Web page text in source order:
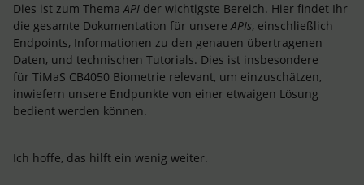
Dies ist zum ThemaAPI der wichtigste Bereich. Hier findet Ihr
die gesamte Dokumentation für unsereAPIs, einschließlich
Endpoints, Informationen zu den genauen übertragenen
Daten, und technischen Tutorials. Dies ist insbesondere
für TiMaS CB4050 Biometrie relevant, um einzuschätzen,
inwiefern unsere Endpunkte von einer etwaigen Lösung
bedient werden können.
Ich hoffe, das hilft ein wenig weiter.